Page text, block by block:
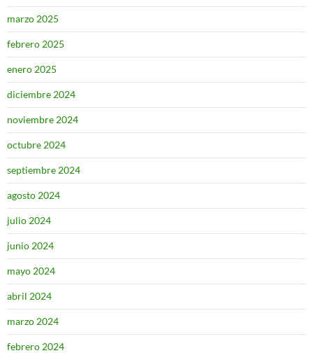
marzo 2025
febrero 2025
enero 2025
diciembre 2024
noviembre 2024
octubre 2024
septiembre 2024
agosto 2024
julio 2024
junio 2024
mayo 2024
abril 2024
marzo 2024
febrero 2024